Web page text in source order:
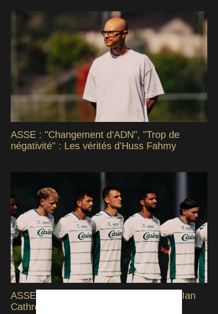
ASSE : "Changement d’ADN", "Trop de
négativité" : Les vérités d'Huss Fahmy
ASSE : Maxime Bernauer, la surprise d'Ian
Cathro